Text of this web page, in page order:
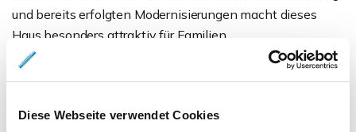
Diese Webseite verwendet Cookies
und bereits erfolgten Modernisierungen macht dieses
Haus besonders attraktiv für Familien.
Ansprechpartner
Frau Katrin Oberenzer